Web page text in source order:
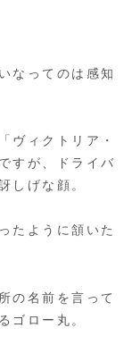
なってのは感知
ヴィクトリア・
すが、ドライバ
しげな顔。
たように頷いた
の名前を言って
ゴロー丸。